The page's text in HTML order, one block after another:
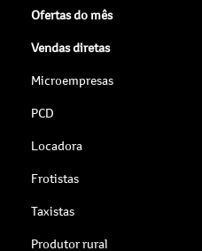
Ofertas do mês
Vendas diretas
Microempresas
PCD
Locadora
Frotistas
Taxistas
Produtor rural